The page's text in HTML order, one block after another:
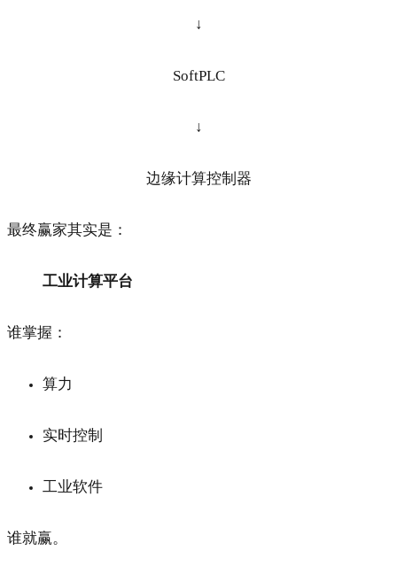
↓
SoftPLC
↓
边缘计算控制器
最终赢家其实是：
工业计算平台
谁掌握：
算力
实时控制
工业软件
谁就赢。